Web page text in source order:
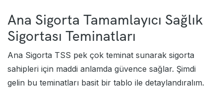
Ana Sigorta Tamamlayıcı Sağlık
Sigortası Teminatları
Ana Sigorta TSS pek çok teminat sunarak sigorta
sahipleri için maddi anlamda güvence sağlar. Şimdi
gelin bu teminatları basit bir tablo ile detaylandıralım.